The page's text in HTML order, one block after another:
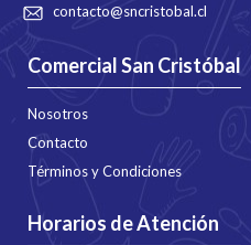
contacto@sncristobal.cl
Comercial San Cristóbal
Nosotros
Contacto
Términos y Condiciones
Horarios de Atención